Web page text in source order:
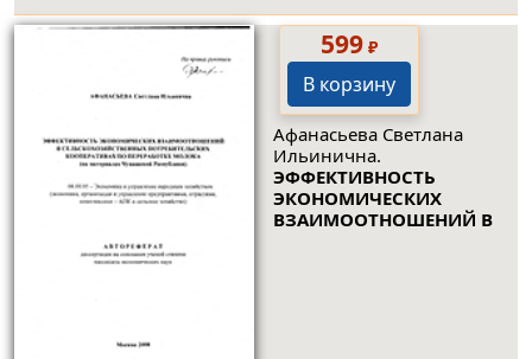
599₽
В корзину
Афанасьева Светлана
Ильинична.
ЭФФЕКТИВНОСТЬ
ЭКОНОМИЧЕСКИХ
ВЗАИМООТНОШЕНИЙ В